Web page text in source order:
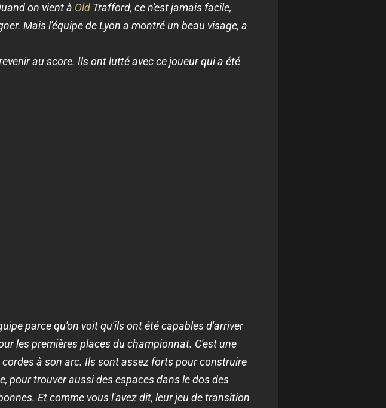
on vient à OldTrafford, ce n'est jamais facile,
Mais l'équipe de Lyon a montré un beau visage, a
au score. Ils ont lutté avec ce joueur qui a été
parce qu'on voit qu'ils ont été capables d'arriver
les premières places du championnat. C'est une
à son arc. Ils sont assez forts pour construire
pour trouver aussi des espaces dans le dos des
Et comme vous l'avez dit, leur jeu de transition